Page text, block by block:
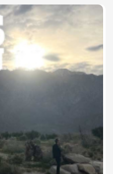
lumière la voix
de guitare et d'oud ainsi
L'album accueille
avec Mitski, elle aussi
salles d'Europe et du
un nouvel
les couleurs de Dead